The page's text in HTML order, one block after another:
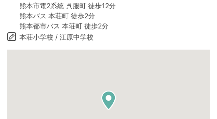
熊本市電2系統 呉服町 徒歩12分
熊本バス 本荘町 徒歩2分
熊本都市バス 本荘町 徒歩2分
本荘小学校 / 江原中学校